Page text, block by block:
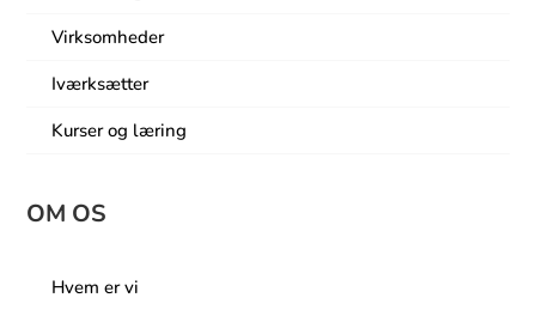
Virksomheder
Iværksætter
Kurser og læring
OM OS
Hvem er vi